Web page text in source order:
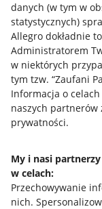
danych (w tym w
statystycznych)
Allegro dokładnie
Administratorem
w niektórych
tym tzw. “Zaufani
Informacja o
naszych
prywatności.
My i nasi
w celach:
Przechowywanie
nich.
Przydatne
Jak to działa
Allegro Gadane dla
Allegro Gadane